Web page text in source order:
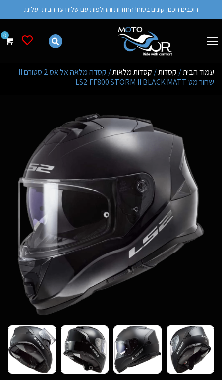
רוכבים חכם, קונים בטוח! החזרות והחלפות עם שליח עד הבית- עלינו.
רשימת
עמוד הבית/ קסדות/ קסדות מלאות
/ קסדה מלאה אל אס 2 סטורם II
שחור מט LS2 FF800 STORM II BLACK MATT